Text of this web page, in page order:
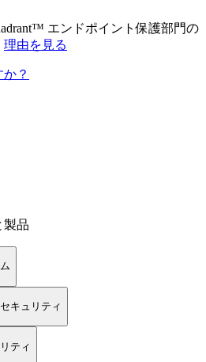
エンドポイント保護部門の
理由を見る
？
製品
キュリティ
ティ